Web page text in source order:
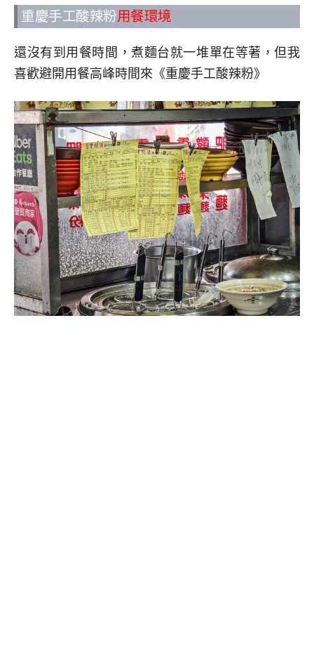
重慶手工酸辣粉用餐環境
還沒有到用餐時間，煮麵台就一堆單在等著，但我
喜歡避開用餐高峰時間來《重慶手工酸辣粉》